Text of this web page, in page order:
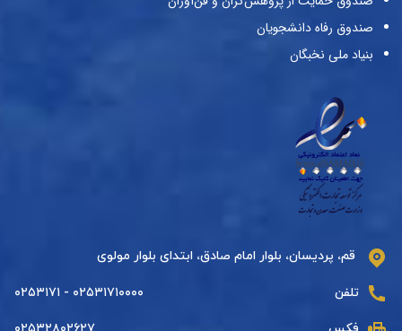
صندوق رفاه دانشجویان
بنیاد ملی نخبگان
قم، پردیسان، بلوار امام صادق، ابتدای بلوار مولوی
تلفن ۰۲۵۳۱۷۱۰۰۰۰ - ۰۲۵۳۱۷۱